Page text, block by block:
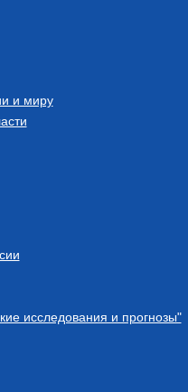
и миру
исследования и прогнозы"